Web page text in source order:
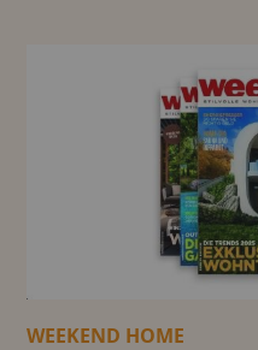
WEEKEND HOME